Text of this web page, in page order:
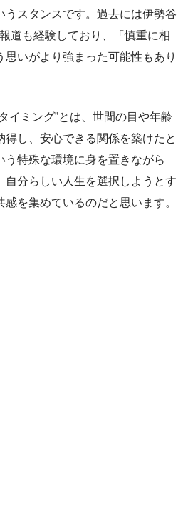
うスタンスです。過去には伊勢谷
道も経験しており、「慎重に相
いがより強まった可能性もあり
イミング”とは、世間の目や年齢
得し、安心できる関係を築けたと
う特殊な環境に身を置きながら
自分らしい人生を選択しようとす
を集めているのだと思います。